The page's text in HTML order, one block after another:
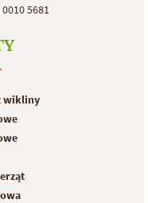
5681
wikliny